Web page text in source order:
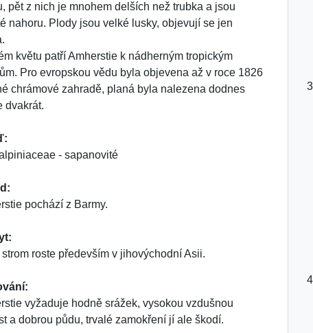
pět z nich je mnohem delších než trubka a jsou
nahoru. Plody jsou velké lusky, objevují se jen
květu patří Amherstie k nádherným tropickým
Pro evropskou vědu byla objevena až v roce 1826
chrámové zahradě, planá byla nalezena dodnes
dvakrát.
- sapanovité
pochází z Barmy.
strom roste především v jihovýchodní Asii.
vyžaduje hodně srážek, vysokou vzdušnou
a dobrou půdu, trvalé zamokření jí ale škodí.